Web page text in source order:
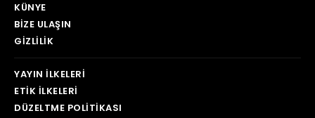
KÜNYE
BIZE ULAŞIN
GIZLILIK
YAYIN İLKELERI
ETIK İLKELERI
DÜZELTME POLITIKASI